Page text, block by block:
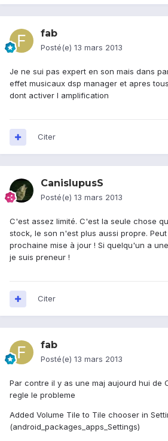
fab
Posté(e) 13 mars 2013
Je ne sui pas expert en son mais dans
effet musicaux dsp manager et apres
dont activer l amplification
Citer
CanislupusS
Posté(e) 13 mars 2013
C'est assez limité. C'est la seule chose
stock, le son n'est plus aussi propre.
prochaine mise à jour ! Si quelqu'un a
je suis preneur !
Citer
fab
Posté(e) 13 mars 2013
Par contre il y as une maj aujourd hui de
regle le probleme
Added Volume Tile to Tile chooser in
(android_packages_apps_Settings)